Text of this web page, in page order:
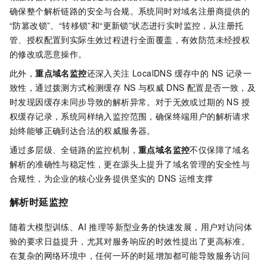
确保整个解析链路的安全与合规。系统同时对域名注册商提供的
“防篡改锁”、“转移锁”和“更新锁”状态进行实时监控，从注册托
管、授权配置到实际生效过程进行全面覆盖，有效防范未经授权
的修改或恶意操作。
此外，重点域名监控还深入关注 LocalDNS 缓存中的 NS 记录一
致性，通过拨测方式检测缓存 NS 与权威 DNS 配置是否一致，及
时发现因缓存未同步导致的解析异常。对于无效或过期的 NS 授
权缓存记录，系统同样纳入监控范围，确保终端用户的解析请求
始终能够正确到达合法的权威服务器。
通过多层级、全链路的监控机制， 重点域名监控不仅保障了域名
解析的准确性与稳定性，更在源头上提升了域名管理的安全性与
合规性，为企业的核心业务提供坚实的 DNS 运维支撑
解析时延监控
随着大模型训练、AI 推理等新型业务的快速发展，用户对访问体
验的要求日益提升，尤其对服务响应的时效性提出了更高标准。
在复杂的网络环境中，任何一环的时延增加都可能导致服务访问